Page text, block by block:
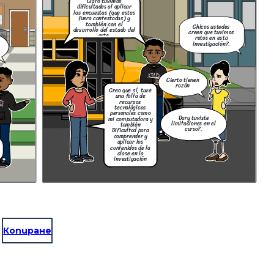
Chicos ustedes
creen que tuvimos
retos en esta
investigación?.
dificultades al aplicar
las encuestas (que estas
fuera contestadas) y
también con el
desarrollo del estado del
arte.
Cierto tienen
razón
Dary tuviste
limitaciones en el
curso?.
Creo que sí, tuve
una falta de
recursos
tecnológicos
personales como
mi computadora y
también
Dificultad para
comprender y
aplicar los
contenidos de la
clase en la
investigación
Копиране